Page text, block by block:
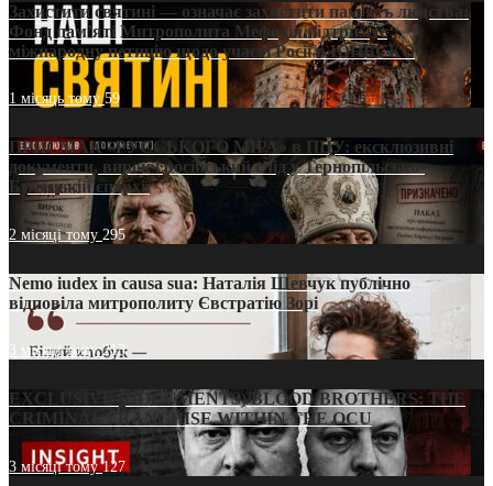
Захистити святині — означає захистити пам’ять людства:
Фонд пам’яті Митрополита Мефодія підтримує
міжнародну петицію щодо участі Росії в ЮНЕСКО
1 місяць тому59
ПРИСМАК «РУССЬКОГО МІРА» в ПЦУ: ексклюзивні
документи, вирок і російський слід у Тернопільсько-
Бучацькій єпархії
2 місяці тому 295
Nemo iudex in causa sua: Наталія Шевчук публічно
відповіла митрополиту Євстратію Зорі
3 місяці тому213
EXCLUSIVE (DOCUMENTS)/BLOOD BROTHERS: THE
CRIMINAL FRANCHISE WITHIN THE OCU
3 місяці тому127